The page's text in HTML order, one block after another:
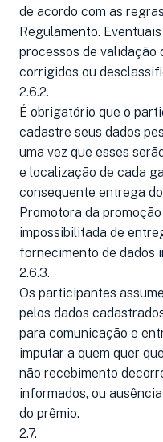
de acordo com as
Regulamento.
processos de validação
corrigidos ou
2.6.2.
É obrigatório que o
cadastre seus dados
uma vez que esses
e localização de cada
consequente entrega
Promotora da
impossibilitada de
fornecimento de dados
2.6.3.
Os participantes
pelos dados
para comunicação e
imputar a quem quer
não recebimento
informados, ou
do prêmio.
2.7.